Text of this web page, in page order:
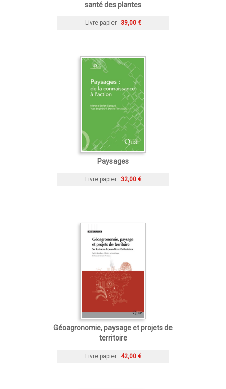
santé des plantes
Livre papier 39,00 €
Paysages
Livre papier 32,00 €
Géoagronomie, paysage et projets de
territoire
Livre papier 42,00 €